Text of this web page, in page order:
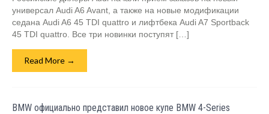
универсал Audi A6 Avant, а также на новые модификации
седана Audi A6 45 TDI quattro и лифтбека Audi A7 Sportback
45 TDI quattro. Все три новинки поступят […]
Read More →
BMW официально представил новое купе BMW 4-Series